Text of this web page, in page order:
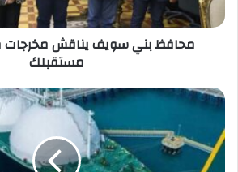
مستقبلك
محافظ بني سويف يناقش
مستقبلك
تصدير
شحنات
وقود
بقيمة
4.2